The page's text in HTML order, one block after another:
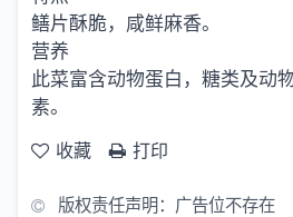
鳝片酥脆，咸鲜麻香。
营养
此菜富含动物蛋白，糖类及动
素。
收藏
打印
版权责任声明：广告位不存在